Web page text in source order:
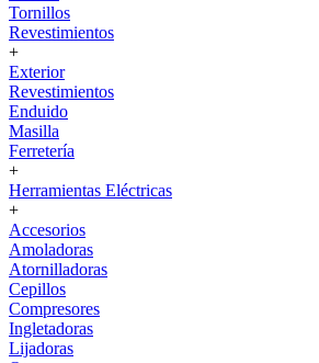
Tornillos
Revestimientos
+
Exterior
Revestimientos
Enduido
Masilla
Ferretería
+
Herramientas Eléctricas
+
Accesorios
Amoladoras
Atornilladoras
Cepillos
Compresores
Ingletadoras
Lijadoras